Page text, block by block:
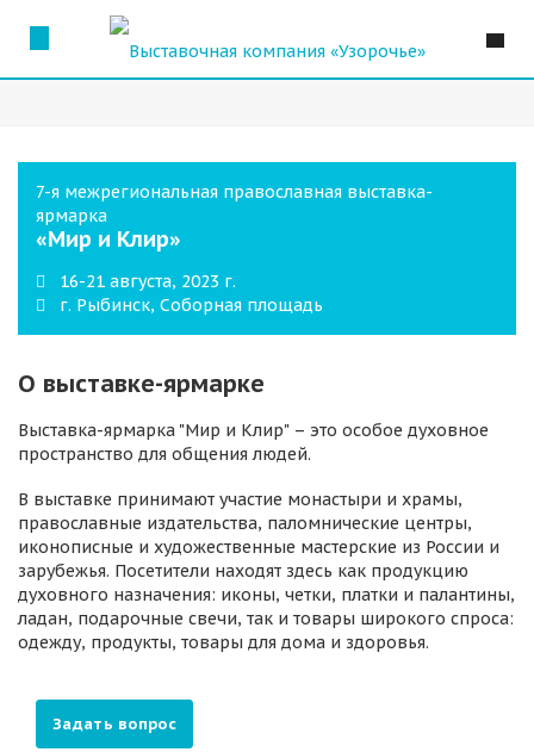
7-я межрегиональная православная выставка-
ярмарка
«Мир и Клир»
16-21 августа, 2023 г.
г. Рыбинск, Соборная площадь
О выставке-ярмарке
Выставка-ярмарка "Мир и Клир" – это особое духовное
пространство для общения людей.
В выставке принимают участие монастыри и храмы,
православные издательства, паломнические центры,
иконописные и художественные мастерские из России и
зарубежья. Посетители находят здесь как продукцию
духовного назначения: иконы, четки, платки и палантины,
ладан, подарочные свечи, так и товары широкого спроса:
одежду, продукты, товары для дома и здоровья.
Задать вопрос